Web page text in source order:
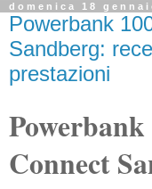
domenica 18
Powerbank
Sandberg:
prestazioni
Connect